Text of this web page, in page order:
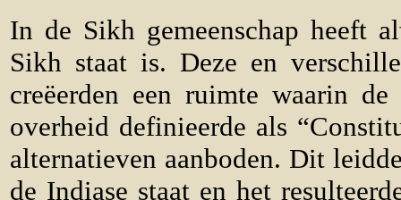
In de Sikh gemeenschap heeft
Sikh staat is. Deze en
creëerden een ruimte waarin
overheid definieerde als
alternatieven aanboden. Dit
de Indiase staat en het